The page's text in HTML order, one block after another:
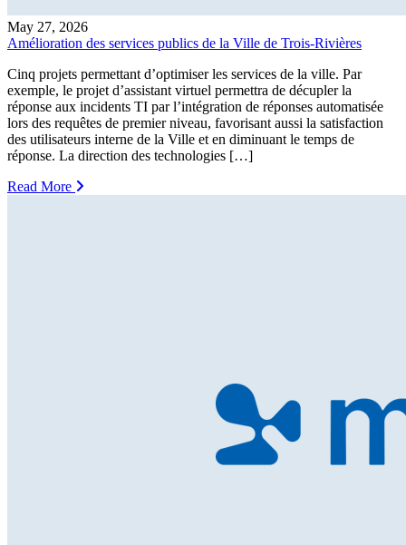
May 27, 2026
Amélioration des services publics de la Ville de Trois-Rivières
Cinq projets permettant d’optimiser les services de la ville. Par
exemple, le projet d’assistant virtuel permettra de décupler la
réponse aux incidents TI par l’intégration de réponses automatisée
lors des requêtes de premier niveau, favorisant aussi la satisfaction
des utilisateurs interne de la Ville et en diminuant le temps de
réponse. La direction des technologies […]
Read More